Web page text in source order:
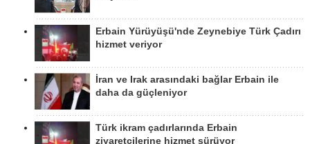
Erbain Yürüyüşü'nde Zeynebiye Türk Çadırı
hizmet veriyor
İran ve Irak arasındaki bağlar Erbain ile
daha da güçleniyor
Türk ikram çadırlarında Erbain
ziyaretçilerine hizmet sürüyor